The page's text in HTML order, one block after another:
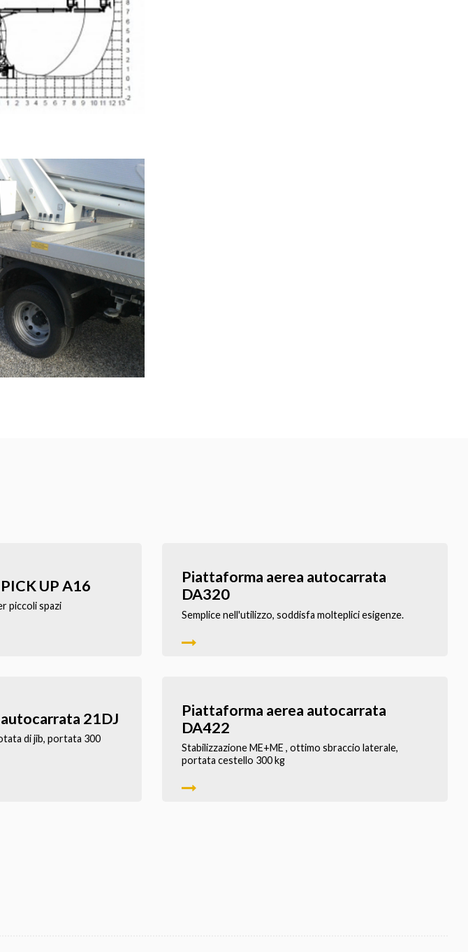
UP A16
piccoli spazi
Piattaforma aerea autocarrata
DA320
Semplice nell'utilizzo, soddisfa molteplici esigenze.
21DJ
di jib, portata 300
Piattaforma aerea autocarrata
DA422
Stabilizzazione ME+ME , ottimo sbraccio laterale,
portata cestello 300 kg